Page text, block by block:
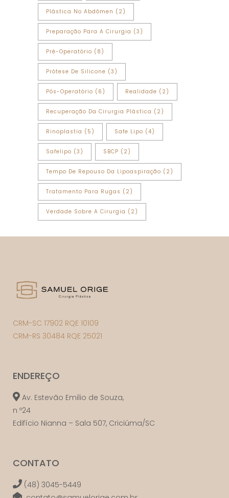
Plástica No Abdômen (2)
Preparação Para A Cirurgia (3)
Pré-Operatório (8)
Prótese De Silicone (3)
Pós-Operatório (6) Realidade (2)
Recuperação Da Cirurgia Plástica (2)
Rinoplastia (5) Safe Lipo (4)
Safelipo (3) SBCP (2)
Tempo De Repouso Da Lipoaspiração (2)
Tratamento Para Rugas (2)
Verdade Sobre A Cirurgia (2)
CRM-SC 17902 RQE 10109
CRM-RS 30484 RQE 25021
ENDEREÇO
Av. Estevão Emilio de Souza,
n º24
Edifício Nianna – Sala 507, Criciúma/SC
CONTATO
(48) 3045-5449